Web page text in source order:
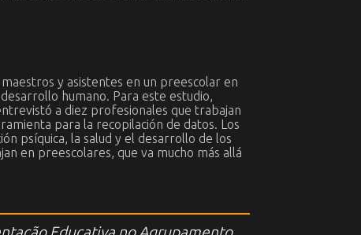
y asistentes en un preescolar en
humano. Para este estudio,
a diez profesionales que trabajan
para la recopilación de datos. Los
psíquica, la salud y el desarrollo de los
en preescolares, que va mucho más allá